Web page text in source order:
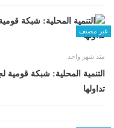
غير مصنف
منذ شهر واحد
التنمية المحلية: شبكة قومية
تداولها